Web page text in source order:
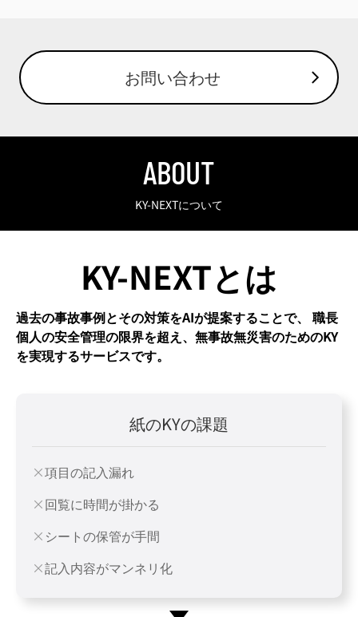
お問い合わせ
ABOUT
KY-NEXTについて
KY-NEXTとは
過去の事故事例とその対策をAIが提案することで、
職長
個人の安全管理の限界を超え、無事故無災害のためのKY
を実現するサービスです。
紙のKYの課題
項目の記入漏れ
回覧に時間が掛かる
シートの保管が手間
記入内容がマンネリ化